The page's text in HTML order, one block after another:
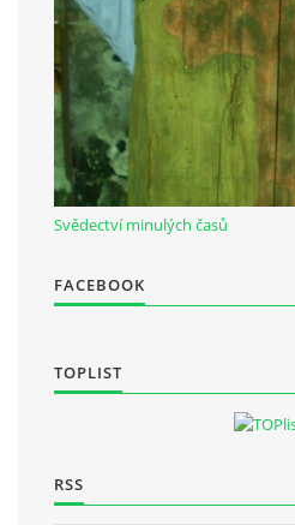
Občanská vzdělávací jednota
Chocerady 4
257 24
IČ: 498 28
Kontaktní
Svědectví minulých časů
FACEBOOK
TOPLIST
RSS